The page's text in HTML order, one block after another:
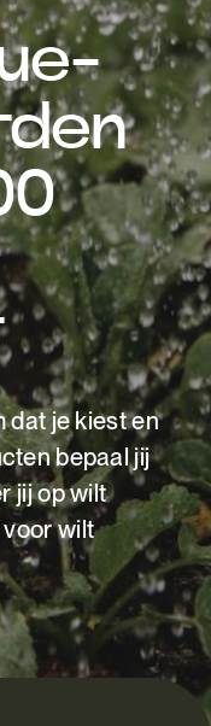
dat je kiest en
bepaal jij
jij op wilt
wilt